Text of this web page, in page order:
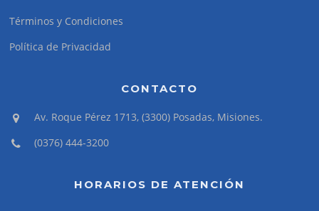
Términos y Condiciones
Política de Privacidad
CONTACTO
Av. Roque Pérez 1713, (3300) Posadas, Misiones.
(0376) 444-3200
HORARIOS DE ATENCIÓN